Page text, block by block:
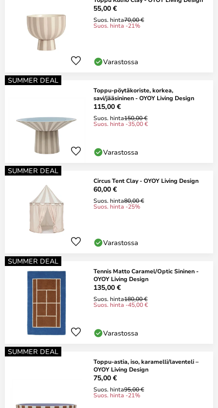
55,00 €
Suos. hinta70,00 €
Suos. hinta -21%
Varastossa
SUMMER DEAL
Toppu-pöytäkoriste, korkea,
savi/jääsininen - OYOY Living Design
115,00 €
Suos. hinta150,00 €
Suos. hinta -35,00 €
Varastossa
SUMMER DEAL
Circus Tent Clay - OYOY Living Design
60,00 €
Suos. hinta80,00 €
Suos. hinta -25%
Varastossa
SUMMER DEAL
Tennis Matto Caramel/Optic Sininen -
OYOY Living Design
135,00 €
Suos. hinta180,00 €
Suos. hinta -45,00 €
Varastossa
SUMMER DEAL
Toppu-astia, iso, karamelli/laventeli –
OYOY Living Design
75,00 €
Suos. hinta95,00 €
Suos. hinta -21%